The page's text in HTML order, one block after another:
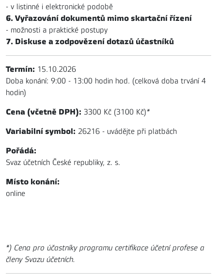
- v listinné i elektronické podobě
6. Vyřazování dokumentů mimo skartační řízení
- možnosti a praktické postupy
7. Diskuse a zodpovězení dotazů účastníků
Termín: 15.10.2026
Doba konání: 9:00 - 13:00 hodin hod. (celková doba trvání 4
hodin)
Cena (včetně DPH): 3300 Kč (3100 Kč)*
Variabilní symbol: 26216 - uvádějte při platbách
Pořádá:
Svaz účetních České republiky, z. s.
Místo konání:
online
*) Cena pro účastníky programu certifikace účetní profese a
členy Svazu účetních.